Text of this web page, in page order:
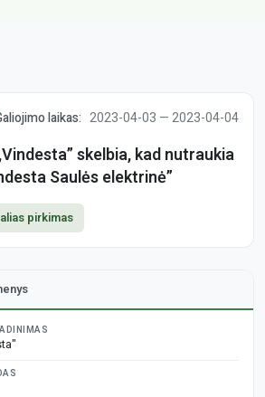
laikas: 2023-04-03 — 2023-04-04
skelbia, kad nutraukia
Saulės elektrinė”
pirkimas